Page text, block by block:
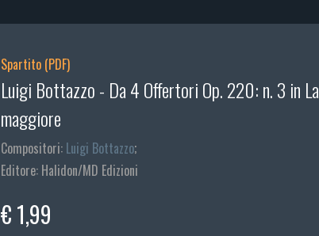
Spartito (PDF)
Luigi Bottazzo - Da 4 Offertori Op. 220: n. 3 in La
maggiore
Compositori: Luigi Bottazzo;
Editore: Halidon/MD Edizioni
€ 1,99